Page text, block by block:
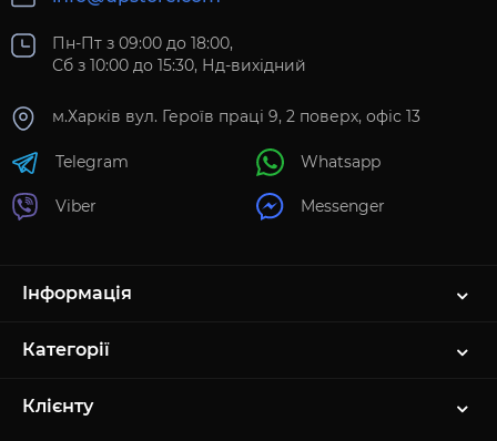
Пн-Пт з 09:00 до 18:00,
Сб з 10:00 до 15:30, Нд-вихідний
м.Харків вул. Героїв праці 9, 2 поверх, офіс 13
Telegram
Viber
Whatsapp
Messenger
Інформація
Категорії
Клієнту